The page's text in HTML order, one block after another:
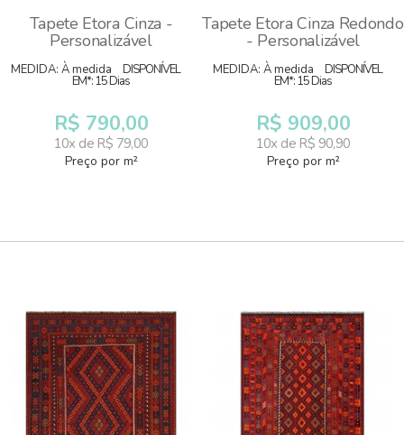
Tapete Etora Cinza -
Personalizável
MEDIDA: À medida DISPONÍVEL
EM*: 15 Dias
R$ 790,00
10x de R$ 79,00
Preço por m²
Tapete Etora Cinza Redondo
- Personalizável
MEDIDA: À medida DISPONÍVEL
EM*: 15 Dias
R$ 909,00
10x de R$ 90,90
Preço por m²